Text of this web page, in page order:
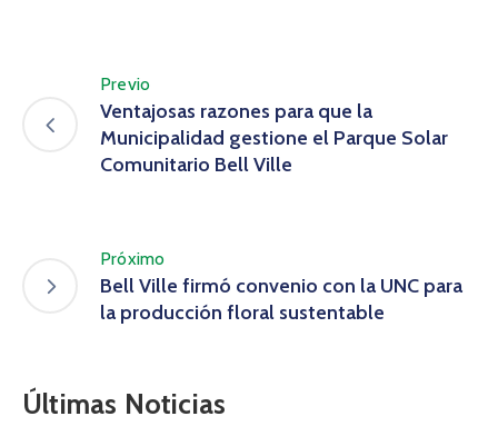
Previo
Ventajosas razones para que la
Municipalidad gestione el Parque Solar
Comunitario Bell Ville
Próximo
Bell Ville firmó convenio con la UNC para
la producción floral sustentable
Últimas Noticias